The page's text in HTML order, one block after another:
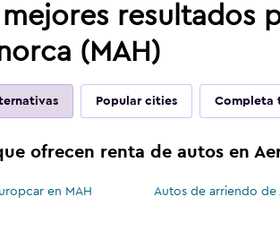
mejores resultados
(MAH)
Popular cities Completa
ofrecen renta de autos en
en MAH Autos de arriendo de